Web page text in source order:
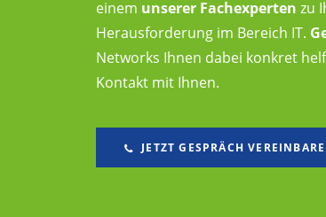
einem unserer Fachexperten zu
Herausforderung im Bereich IT.
Networks Ihnen dabei konkret
Kontakt mit Ihnen.
JETZT GESPRÄCH